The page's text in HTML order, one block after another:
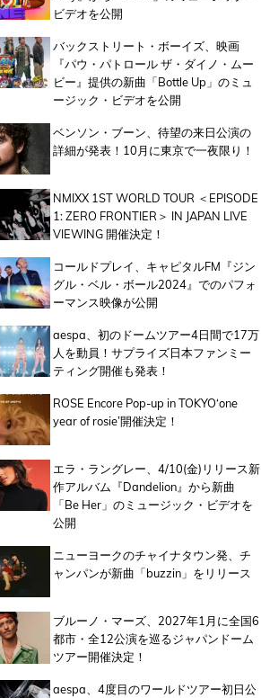
ビデオを公開
バックストリート・ボーイズ、映画
『パウ・パトロール ザ・ダイノ・ムー
ビー』提供の新曲「Bottle Up」のミュ
ージック・ビデオを公開
ベンソン・ブーン、待望の来日公演の
詳細が発表！10月に東京で一夜限り！
NMIXX 1ST WORLD TOUR ＜EPISODE
1: ZERO FRONTIER＞ IN JAPAN LIVE
VIEWING 開催決定！
コールドプレイ、キャピタルFM『ジン
グル・ベル・ボール2024』でのパフォ
ーマンス映像が公開
aespa、初のドームツアー4日間で17万
人を動員！サプライズ日本ファンミー
ティング開催も発表！
ROSE Encore Pop-up in TOKYO‘one
year of rosie’開催決定！
エラ・ラングレー、4/10(金)リリース新
作アルバム『Dandelion』から新曲
「Be Her」のミュージック・ビデオを
公開
ニューヨークのチャイナタウン発、チ
ャンパンが新曲「buzzin」をリリース
ブルーノ・マーズ、2027年1月に全国6
都市・全12公演を巡るジャパンドーム
ツアー開催決定！
aespa、4度目のワールドツアー初日公